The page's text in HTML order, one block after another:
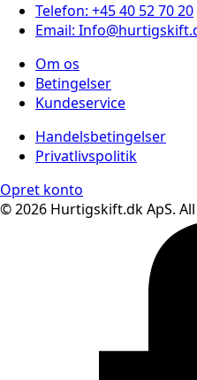
Telefon: +45 40 52 70 20
Email:
Om os
Betingelser
Kundeservice
Handelsbetingelser
Privatlivspolitik
Opret konto
© 2026 Hurtigskift.dk ApS.